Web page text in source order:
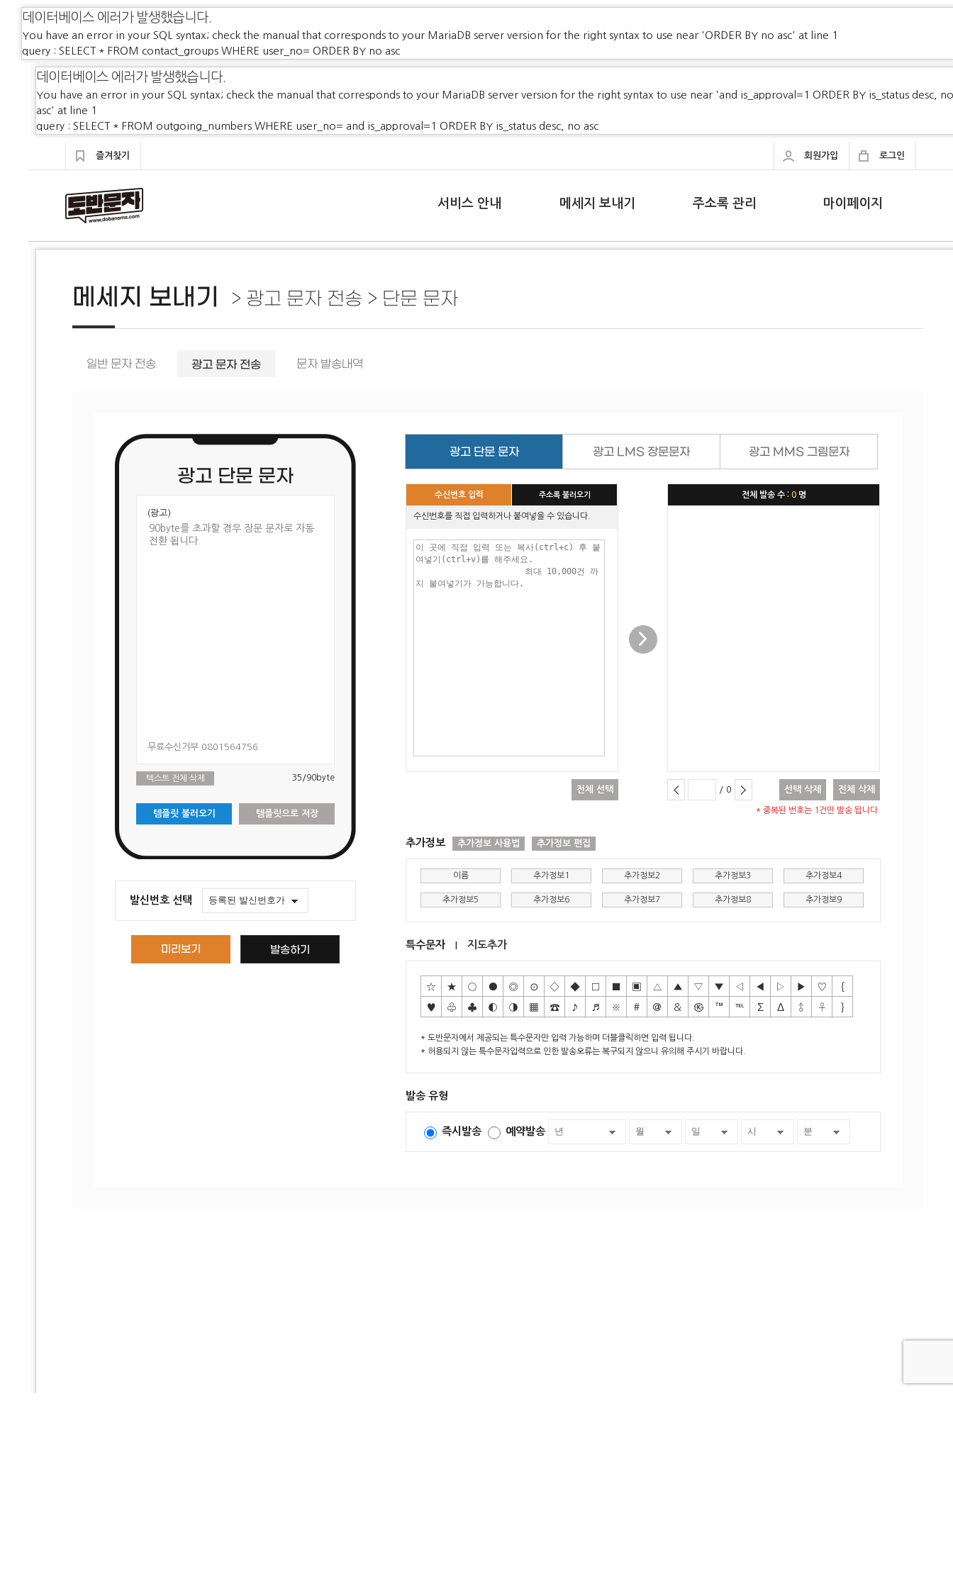
데이터베이스 에러가 발생했습니다.
You have an error in your SQL syntax; check the manual that corresponds to your MariaDB server version for the right syntax to use near 'ORDER BY no asc' at line 1
query : SELECT * FROM contact_groups WHERE user_no= ORDER BY no asc
데이터베이스 에러가 발생했습니다.
You have an error in your SQL syntax; check the manual that corresponds to your MariaDB server version for the right syntax to use near 'and is_approval=1 ORDER BY is_status desc, no
asc' at line 1
query : SELECT * FROM outgoing_numbers WHERE user_no= and is_approval=1 ORDER BY is_status desc, no asc
즐겨찾기 회원가입 로그인
서비스 안내 메세지 보내기 주소록 관리 마이페이지
메세지 보내기 > 광고 문자 전송 > 단문 문자
일반 문자 전송 광고 문자 전송 문자 발송내역
광고 단문 문자
(광고)
무료수신거부 0801564756
텍스트 전체 삭제 35 /90byte
템플릿 불러오기 템플릿으로 저장
발신번호 선택
미리보기 발송하기
광고 단문 문자 광고 LMS 장문문자 광고 MMS 그림문자
수신번호 입력 주소록 불러오기
수신번호를 직접 입력하거나 붙여넣을 수 있습니다.
전체 선택
전체 발송 수 : 0명
/ 0 선택 삭제 전체 삭제
* 중복된 번호는 1건만 발송 됩니다.
추가정보 추가정보 사용법 추가정보 편집
이름 추가정보1 추가정보2 추가정보3 추가정보4
추가정보5 추가정보6 추가정보7 추가정보8 추가정보9
특수문자 지도추가
☆ ★ ○ ● ◎ ⊙ ◇ ◆ □ ■ ▣ △ ▲ ▽ ▼ ◁ ◀ ▷ ▶ ♡
{
♥
♧ ♣ ◐ ◑ ▦ ☎ ♪ ♬ ※ ＃ ＠ ＆ ㉿ ™ ℡ Σ Δ ♂ ♀ }
* 도반문자에서 제공되는 특수문자만 입력 가능하며 더블클릭하면 입력 됩니다.
* 허용되지 않는 특수문자입력으로 인한 발송오류는 복구되지 않으니 유의해 주시기 바랍니다.
발송 유형
즉시발송 예약발송